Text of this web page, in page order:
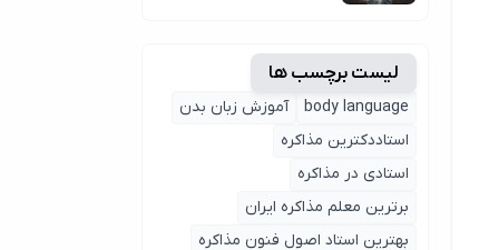
لیست برچسب ها
body language
آموزش زبان بدن
استاددکترین مذاکره
استادی در مذاکره
برترین معلم مذاکره ایران
بهترین استاد اصول ‌فنون مذاکره